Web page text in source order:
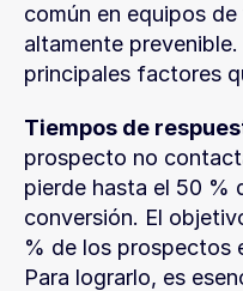
común en equipos
altamente
principales factores
Tiempos de
prospecto no
pierde hasta el 50 %
conversión. El
% de los prospectos
Para lograrlo, es